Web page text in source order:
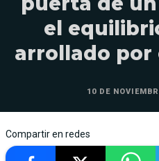
el
arrollado
10 DE
Compartir en redes